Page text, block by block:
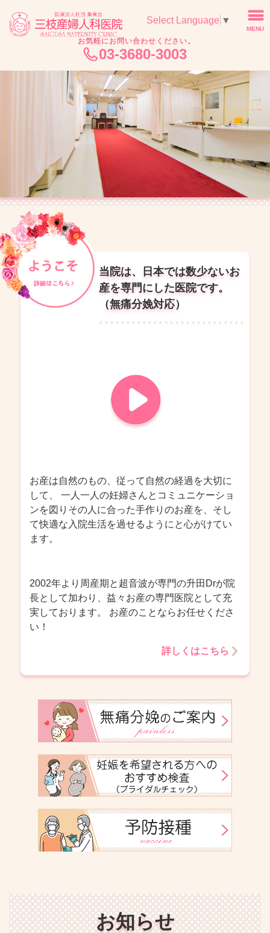
Select Language ▼
お気軽にお問い合わせください。
03-3680-3003
当院は、日本では数少ないお
産を専門にした医院です。
（無痛分娩対応）
お産は自然のもの、従って自然の経過を大切に
して、
一人一人の妊婦さんとコミュニケーショ
ンを図りその人に合った手作りのお産を、そし
て快適な入院生活を過せるようにと心がけてい
ます。
2002年より周産期と超音波が専門の升田Drが院
長として加わり、益々お産の専門医院として充
実しております。 お産のことならお任せくださ
い！
詳しくはこちら
お知らせ